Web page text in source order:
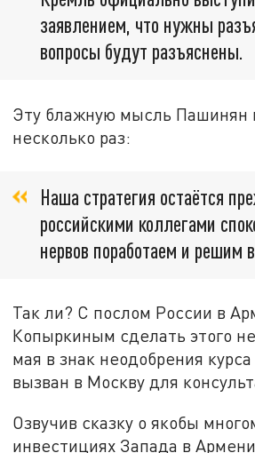
заявлением, что нужны
вопросы будут разъяснены.
Эту блажную мысль Пашинян
несколько раз:
Наша стратегия остаётся
российскими коллегами
нервов поработаем и решим
Так ли? С послом России в
Копыркиным сделать этого
мая в знак неодобрения
вызван в Москву для
Озвучив сказку о якобы
инвестициях Запада в